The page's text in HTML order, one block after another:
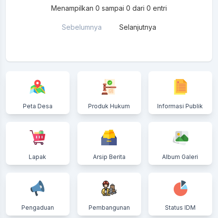
Menampilkan 0 sampai 0 dari 0 entri
Sebelumnya Selanjutnya
Peta Desa Produk Hukum Informasi Publik
Lapak Arsip Berita Album Galeri
Pengaduan Pembangunan Status IDM